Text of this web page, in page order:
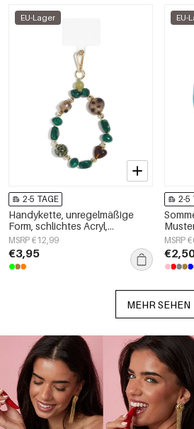
EU-Lager
2-5 TAGE
Handykette, unregelmäßige
Form, schlichtes Acryl,
Alltagsaccessoire
MSRP €12,99
€3,95
EU-
2-5
MSRP
MEHR SEHEN